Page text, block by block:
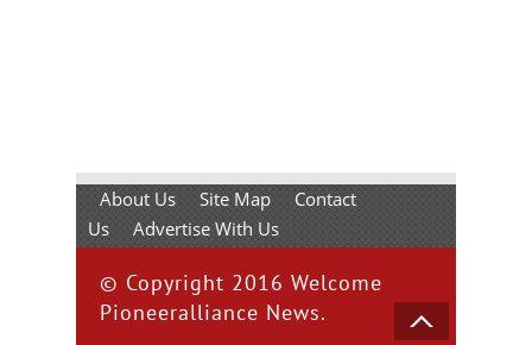
About Us Site Map
Contact
Us
Advertise With Us
© Copyright 2016 Welcome
Pioneeralliance News.